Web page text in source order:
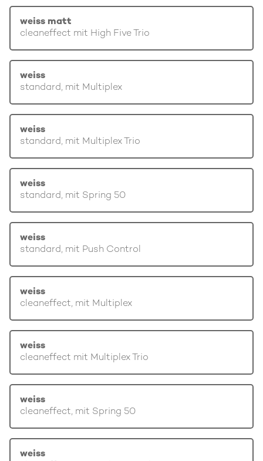
weiss matt
cleaneffect mit High Five Trio
weiss
standard, mit Multiplex
weiss
standard, mit Multiplex Trio
weiss
standard, mit Spring 50
weiss
standard, mit Push Control
weiss
cleaneffect, mit Multiplex
weiss
cleaneffect mit Multiplex Trio
weiss
cleaneffect, mit Spring 50
weiss